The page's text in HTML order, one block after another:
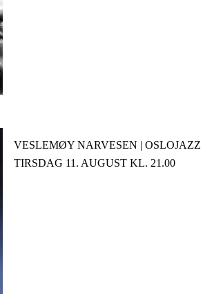
VESLEMØY NARVESEN | OSLOJAZZ
TIRSDAG 11. AUGUST KL. 21.00